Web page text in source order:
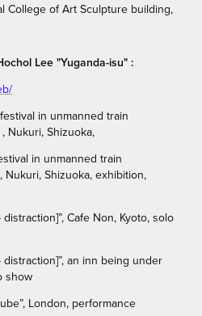
College of Art Sculpture building,
Lee "Yuganda-isu" :
in unmanned train
Nukuri, Shizuoka,
in unmanned train
Nukuri, Shizuoka,exhibition,
Cafe Non, Kyoto, solo
an inn being under
show
London, performance